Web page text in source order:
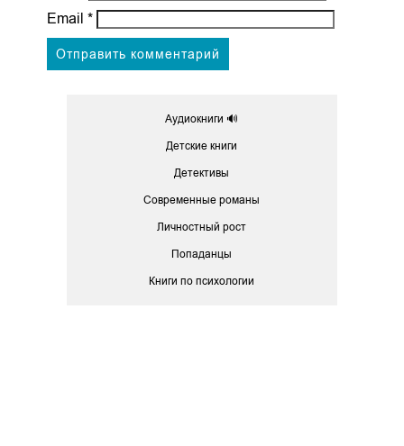
Email *
Аудиокниги 🔊
Детские книги
Детективы
Современные романы
Личностный рост
Попаданцы
Книги по психологии